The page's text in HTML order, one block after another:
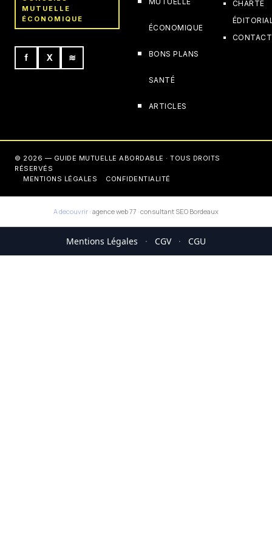
MUTUELLE
ÉCONOMIQUE
f X ≋
ÉCONOMIQUE
BONS PLANS
SANTÉ
ARTICLES
CHARTE
CONTACT
© 2026 — GUIDE MUTUELLE ABORDABLE · TOUS DROITS
RÉSERVÉS
MENTIONS LÉGALES
CONFIDENTIALITÉ
A decouvrir : agence web 77 ·consultant SEO Bordeaux
Mentions Légales · CGV · CGU